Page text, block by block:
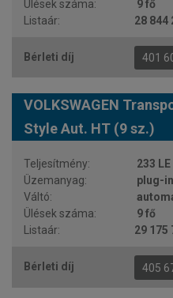
9 fő
28 844
401
VOLKSWAGEN
Style Aut. HT (9 sz.)
233 LE
plug-
9 fő
29 175
405